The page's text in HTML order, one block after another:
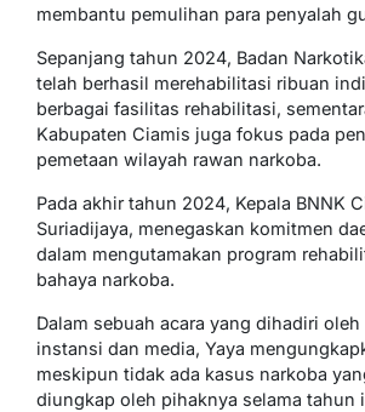
membantu pemulihan para penyalah
Sepanjang tahun 2024, Badan
telah berhasil merehabilitasi ribuan
berbagai fasilitas rehabilitasi,
Kabupaten Ciamis juga fokus pada
pemetaan wilayah rawan narkoba.
Pada akhir tahun 2024, Kepala BNNK
Suriadijaya, menegaskan komitmen
dalam mengutamakan program
bahaya narkoba.
Dalam sebuah acara yang dihadiri oleh
instansi dan media, Yaya
meskipun tidak ada kasus narkoba
diungkap oleh pihaknya selama tahun